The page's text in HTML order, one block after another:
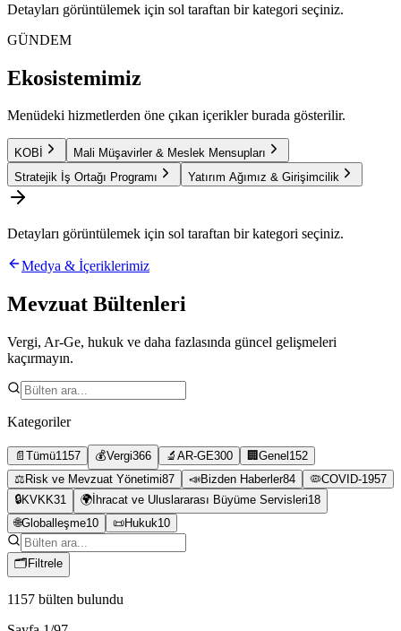
Detayları görüntülemek için sol taraftan bir kategori seçiniz.
GÜNDEM
Ekosistemimiz
Menüdeki hizmetlerden öne çıkan içerikler burada gösterilir.
KOBİ
Mali Müşavirler & Meslek Mensupları
Stratejik İş Ortağı Programı
Yatırım Ağımız & Girişimcilik
Detayları görüntülemek için sol taraftan bir kategori seçiniz.
Medya & İçeriklerimiz
Mevzuat Bültenleri
Vergi, Ar-Ge, hukuk ve daha fazlasında güncel gelişmeleri
kaçırmayın.
Kategoriler
📄 Tümü1157 💰Vergi366 🔬 AR-GE300 🏢 Genel 152
⚖️ Risk ve Mevzuat Yönetimi87 📣Bizden Haberler84 🦠COVID-1957
🔒KVKK31 🌍 İhracat ve Uluslararası Büyüme Servisleri18
🌐Globalleşme10 📜Hukuk10
🗂 Filtrele
1157 bülten bulundu